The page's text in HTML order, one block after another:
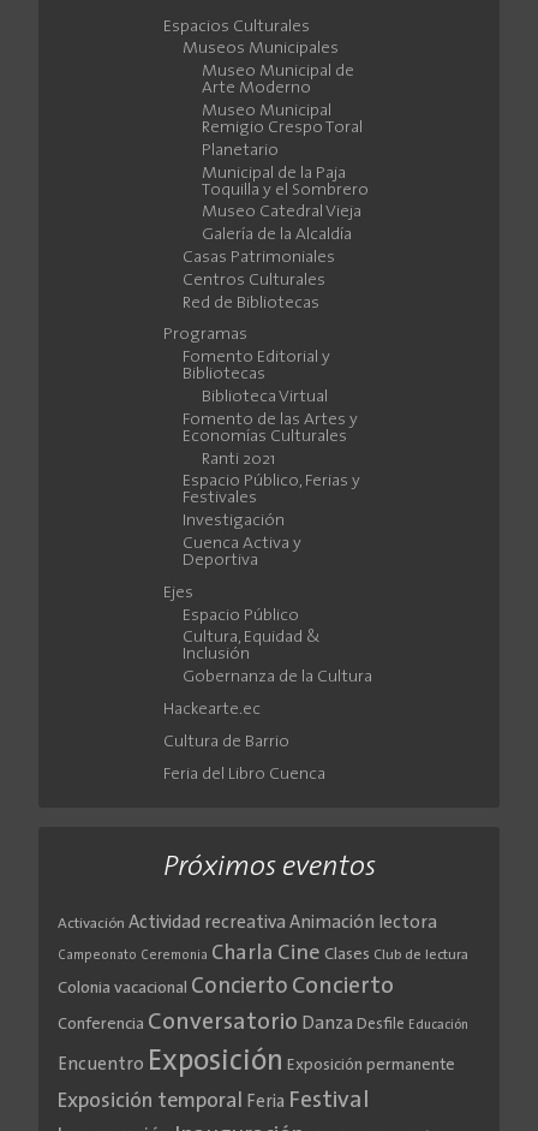
Espacios Culturales
Museos Municipales
Museo Municipal de
Arte Moderno
Museo Municipal
Remigio Crespo Toral
Planetario
Municipal de la Paja
Toquilla y el Sombrero
Museo Catedral Vieja
Galería de la Alcaldía
Casas Patrimoniales
Centros Culturales
Red de Bibliotecas
Programas
Fomento Editorial y
Bibliotecas
Biblioteca Virtual
Fomento de las Artes y
Economías Culturales
Ranti 2021
Espacio Público, Ferias y
Festivales
Investigación
Cuenca Activa y
Deportiva
Ejes
Espacio Público
Cultura, Equidad &
Inclusión
Gobernanza de la Cultura
Hackearte.ec
Cultura de Barrio
Feria del Libro Cuenca
Próximos eventos
Activación Actividad recreativa Animación lectora
Campeonato Ceremonia Charla Cine Clases Club de lectura
Colonia vacacional Concierto Concierto
Conferencia Conversatorio Danza Desfile Educación
Encuentro Exposición Exposición permanente
Exposición temporal Feria Festival